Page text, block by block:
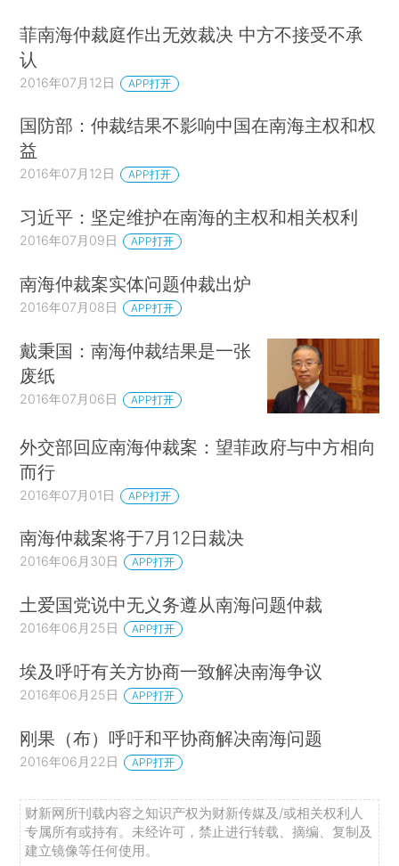
菲南海仲裁庭作出无效裁决 中方不接受不承
认
2016年07月12日 APP打开
国防部：仲裁结果不影响中国在南海主权和权
益
2016年07月12日 APP打开
习近平：坚定维护在南海的主权和相关权利
2016年07月09日 APP打开
南海仲裁案实体问题仲裁出炉
2016年07月08日 APP打开
戴秉国：南海仲裁结果是一张
废纸
2016年07月06日 APP打开
外交部回应南海仲裁案：望菲政府与中方相向
而行
2016年07月01日 APP打开
南海仲裁案将于7月12日裁决
2016年06月30日 APP打开
土爱国党说中无义务遵从南海问题仲裁
2016年06月25日 APP打开
埃及呼吁有关方协商一致解决南海争议
2016年06月25日 APP打开
刚果（布）呼吁和平协商解决南海问题
2016年06月22日 APP打开
财新网所刊载内容之知识产权为财新传媒及/或相关权利人
专属所有或持有。未经许可，禁止进行转载、摘编、复制及
建立镜像等任何使用。